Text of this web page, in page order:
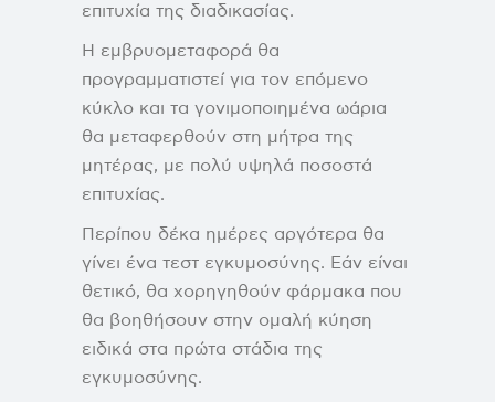
επιτυχία της διαδικασίας.
Η εμβρυομεταφορά θα
προγραμματιστεί για τον επόμενο
κύκλο και τα γονιμοποιημένα ωάρια
θα μεταφερθούν στη μήτρα της
μητέρας, με πολύ υψηλά ποσοστά
επιτυχίας.
Περίπου δέκα ημέρες αργότερα θα
γίνει ένα τεστ εγκυμοσύνης. Εάν είναι
θετικό, θα χορηγηθούν φάρμακα που
θα βοηθήσουν στην ομαλή κύηση
ειδικά στα πρώτα στάδια της
εγκυμοσύνης.